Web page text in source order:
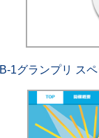
B-1グランプリ ス